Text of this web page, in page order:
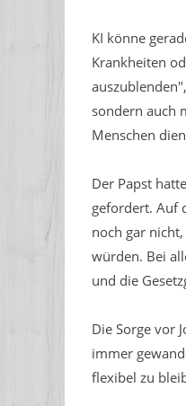
KI könne
Krankheiten
sondern auch
Menschen
Der Papst
gefordert. Auf
noch gar
würden. Bei
und die
Die Sorge vor
immer
flexibel zu